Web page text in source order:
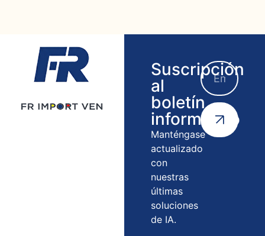
Suscripción
al
boletín
informativo
Manténgase
actualizado
con
nuestras
últimas
soluciones
de IA.